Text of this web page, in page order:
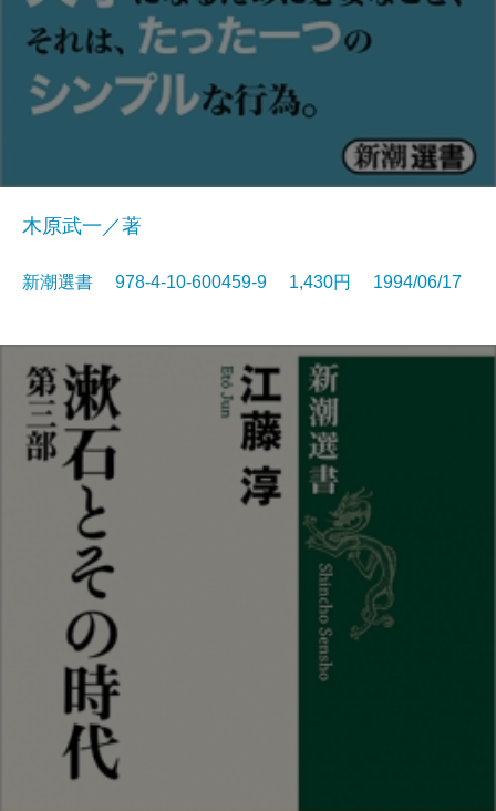
木原武一／著
新潮選書 978-4-10-600459-9 1,430円 1994/06/17